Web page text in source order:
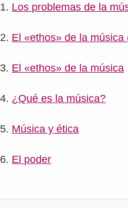
Los problemas de la
El «ethos» de la música
El «ethos» de la música
¿Qué es la música?
Música y ética
El poder